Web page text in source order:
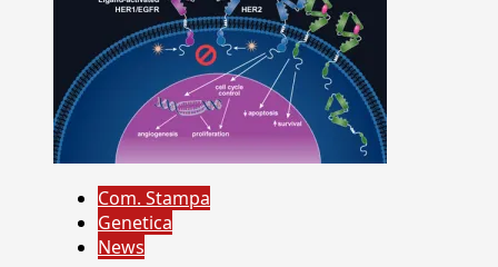
Com. Stampa
Genetica
News